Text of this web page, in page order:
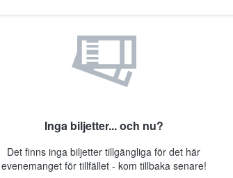
Inga biljetter... och nu?
Det finns inga biljetter tillgängliga för det här
evenemanget för tillfället - kom tillbaka senare!